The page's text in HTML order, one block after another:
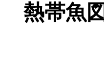
熱帯魚